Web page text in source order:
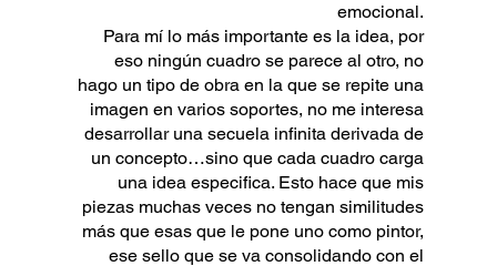
emocional.
Para mí lo más importante es la idea, por
eso ningún cuadro se parece al otro, no
hago un tipo de obra en la que se repite una
imagen en varios soportes, no me interesa
desarrollar una secuela infinita derivada de
un concepto…sino que cada cuadro carga
una idea especifica. Esto hace que mis
piezas muchas veces no tengan similitudes
más que esas que le pone uno como pintor,
ese sello que se va consolidando con el